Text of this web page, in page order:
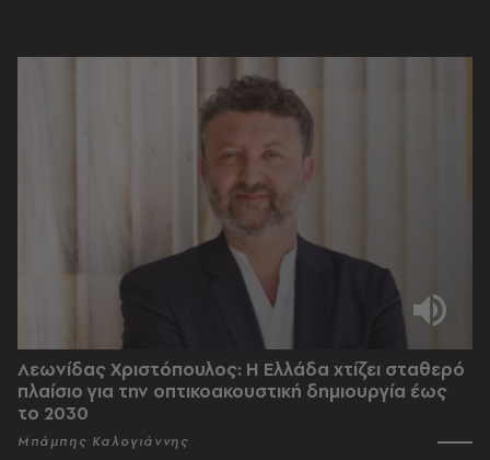
Λεωνίδας Χριστόπουλος: Η Ελλάδα χτίζει σταθερό
πλαίσιο για την οπτικοακουστική δημιουργία έως
το 2030
Μπάμπης Καλογιάννης